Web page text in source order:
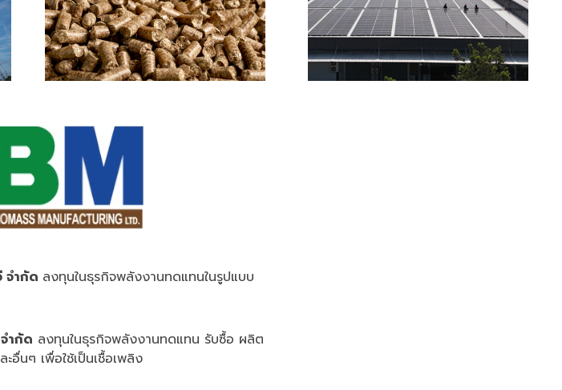
จำกัด ลงทุนในธุรกิจพลังงานทดแทนในรูปแบบ
ำกัด ลงทุนในธุรกิจพลังงานทดแทน รับซื้อ ผลิต
อื่นๆ เพื่อใช้เป็นเชื้อเพลิง